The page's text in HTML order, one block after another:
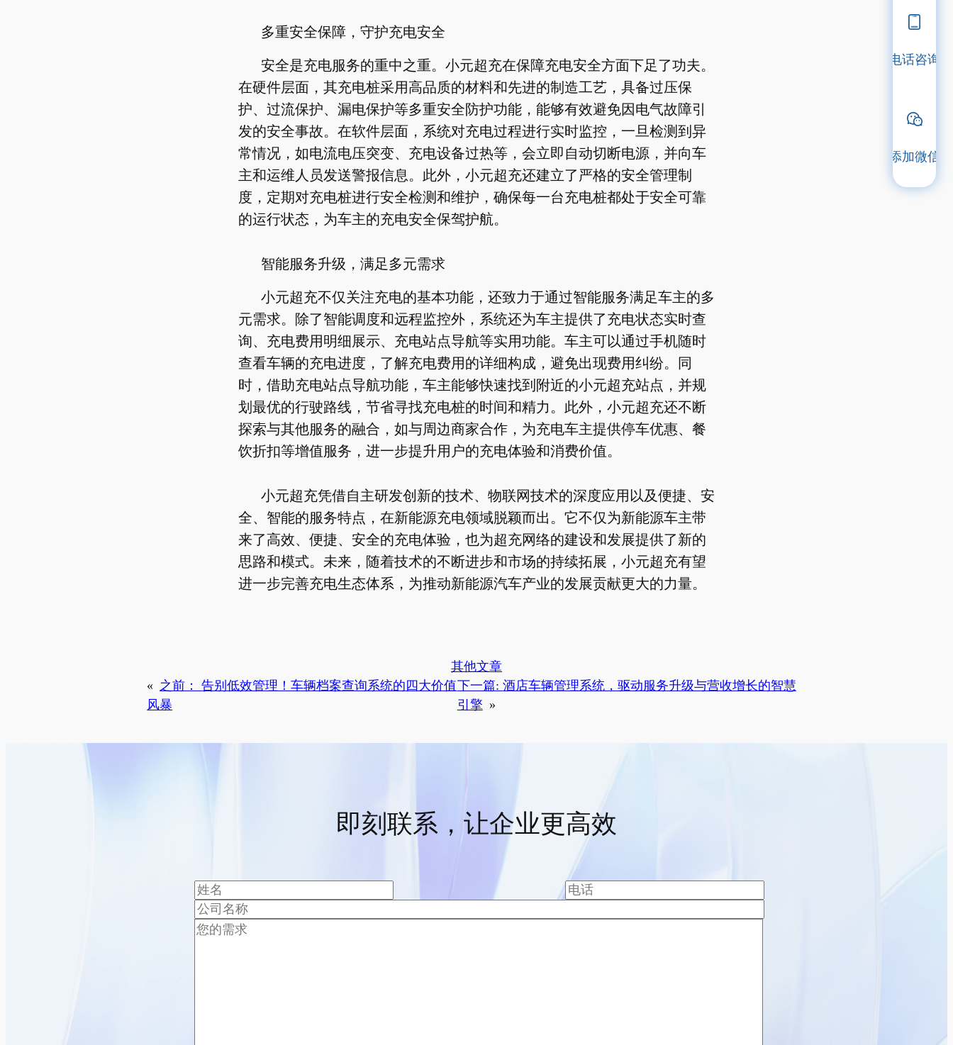
多重安全保障，守护充电安全
安全是充电服务的重中之重。小元超充在保障充电安全方面下足了功夫。
在硬件层面，其充电桩采用高品质的材料和先进的制造工艺，具备过压保
护、过流保护、漏电保护等多重安全防护功能，能够有效避免因电气故障引
发的安全事故。在软件层面，系统对充电过程进行实时监控，一旦检测到异
常情况，如电流电压突变、充电设备过热等，会立即自动切断电源，并向车
主和运维人员发送警报信息。此外，小元超充还建立了严格的安全管理制
度，定期对充电桩进行安全检测和维护，确保每一台充电桩都处于安全可靠
的运行状态，为车主的充电安全保驾护航。
智能服务升级，满足多元需求
小元超充不仅关注充电的基本功能，还致力于通过智能服务满足车主的多
元需求。除了智能调度和远程监控外，系统还为车主提供了充电状态实时查
询、充电费用明细展示、充电站点导航等实用功能。车主可以通过手机随时
查看车辆的充电进度，了解充电费用的详细构成，避免出现费用纠纷。同
时，借助充电站点导航功能，车主能够快速找到附近的小元超充站点，并规
划最优的行驶路线，节省寻找充电桩的时间和精力。此外，小元超充还不断
探索与其他服务的融合，如与周边商家合作，为充电车主提供停车优惠、餐
饮折扣等增值服务，进一步提升用户的充电体验和消费价值。
小元超充凭借自主研发创新的技术、物联网技术的深度应用以及便捷、安
全、智能的服务特点，在新能源充电领域脱颖而出。它不仅为新能源车主带
来了高效、便捷、安全的充电体验，也为超充网络的建设和发展提供了新的
思路和模式。未来，随着技术的不断进步和市场的持续拓展，小元超充有望
进一步完善充电生态体系，为推动新能源汽车产业的发展贡献更大的力量。
其他文章
« 之前：告别低效管理！车辆档案查询系统的四大价值
风暴
下一篇: 酒店车辆管理系统，驱动服务升级与营收增长的智慧
引擎 »
即刻联系，让企业更高效
电话咨询
添加微信